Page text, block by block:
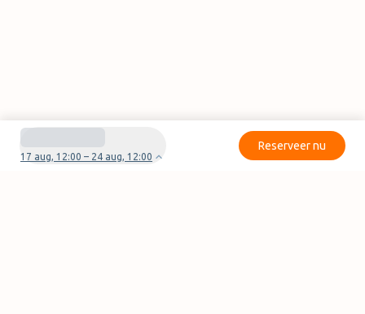
17 aug, 12:00 – 24 aug, 12:00
Reserveer nu